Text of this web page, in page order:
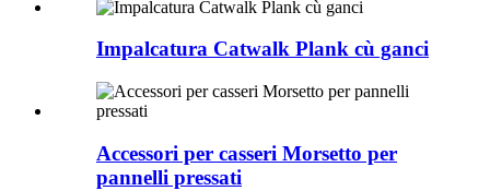
Impalcatura Catwalk Plank cù ganci
Accessori per casseri Morsetto per
pannelli pressati